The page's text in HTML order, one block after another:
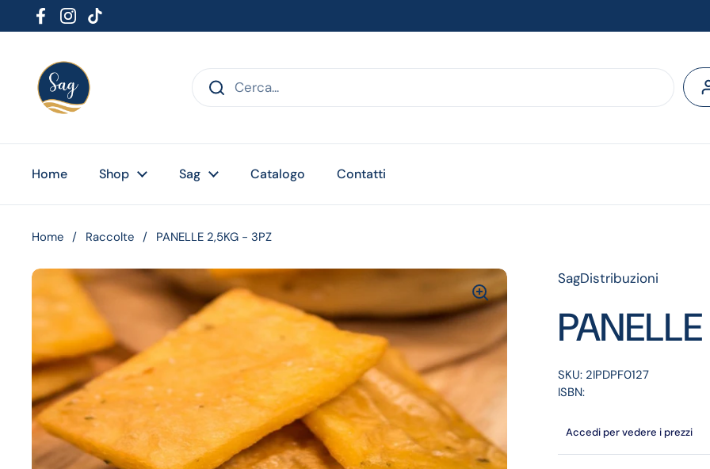
Passa ai contenuti
Facebook
Instagram
TikTok
Home Shop Sag Catalogo Contatti
Home / Raccolte / PANELLE 2,5KG - 3PZ
SagDistribuzioni
SKU: 2IPDPF0127
ISBN:
Accedi per vedere i prezzi